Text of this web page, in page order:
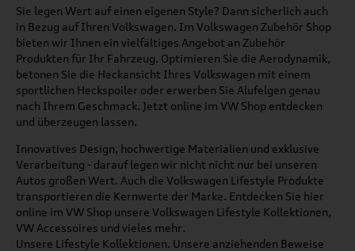
Sie legen Wert auf einen eigenen Style? Dann sicherlich auch
in Bezug auf Ihren Volkswagen. Im Volkswagen Zubehör Shop
bieten wir Ihnen ein vielfältiges Angebot an Zubehör
Produkten für Ihr Fahrzeug. Optimieren Sie die Aerodynamik,
betonen Sie die Heckansicht Ihres Volkswagen mit einem
sportlichen Heckspoiler oder erwerben Sie Alufelgen genau
nach Ihrem Geschmack. Jetzt online im VW Shop entdecken
und überzeugen lassen.
Innovatives Design, hochwertige Materialien und exklusive
Verarbeitung - darauf legen wir nicht nicht nur bei unseren
Autos großen Wert. Auch die Volkswagen Lifestyle Produkte
transportieren die Kernwerte der Marke. Entdecken Sie hier
online im VW Shop unsere Volkswagen Lifestyle Kollektionen,
VW Accessoires und vieles mehr.
Unsere Lifestyle Kollektionen. Unsere anziehenden Beweise